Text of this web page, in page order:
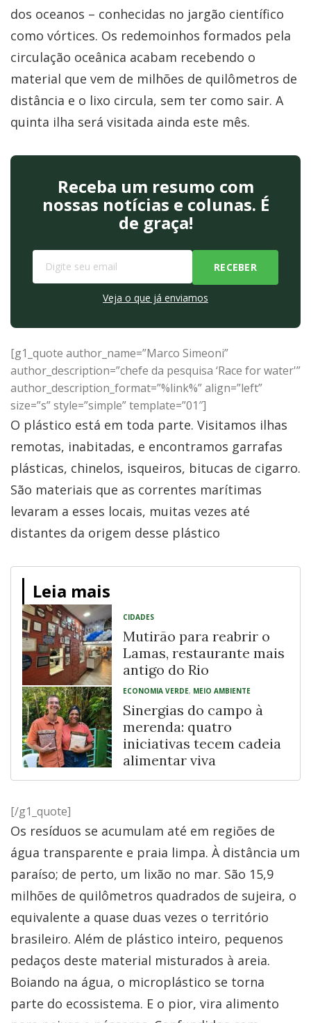
dos oceanos – conhecidas no jargão científico
como vórtices. Os redemoinhos formados pela
circulação oceânica acabam recebendo o
material que vem de milhões de quilômetros de
distância e o lixo circula, sem ter como sair. A
quinta ilha será visitada ainda este mês.
Receba um resumo com
nossas notícias e colunas. É
de graça!
Veja o que já enviamos
[g1_quote author_name=”Marco Simeoni”
author_description=”chefe da pesquisa ‘Race for water'”
author_description_format=”%link%” align=”left”
size=”s” style=”simple” template=”01″]
O plástico está em toda parte. Visitamos ilhas
remotas, inabitadas, e encontramos garrafas
plásticas, chinelos, isqueiros, bitucas de cigarro.
São materiais que as correntes marítimas
levaram a esses locais, muitas vezes até
distantes da origem desse plástico
Leia mais
CIDADES
Mutirão para reabrir o
Lamas, restaurante mais
antigo do Rio
ECONOMIA VERDE, MEIO AMBIENTE
Sinergias do campo à
merenda: quatro
iniciativas tecem cadeia
alimentar viva
[/g1_quote]
Os resíduos se acumulam até em regiões de
água transparente e praia limpa. À distância um
paraíso; de perto, um lixão no mar. São 15,9
milhões de quilômetros quadrados de sujeira, o
equivalente a quase duas vezes o território
brasileiro. Além de plástico inteiro, pequenos
pedaços deste material misturados à areia.
Boiando na água, o microplástico se torna
parte do ecossistema. E o pior, vira alimento